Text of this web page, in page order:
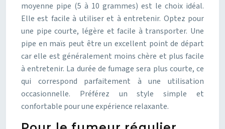
moyenne pipe (5 à 10 grammes) est le choix idéal.
Elle est facile à utiliser et à entretenir. Optez pour
une pipe courte, légère et facile à transporter. Une
pipe en maïs peut être un excellent point de départ
car elle est généralement moins chère et plus facile
à entretenir. La durée de fumage sera plus courte, ce
qui correspond parfaitement à une utilisation
occasionnelle. Préférez un style simple et
confortable pour une expérience relaxante.